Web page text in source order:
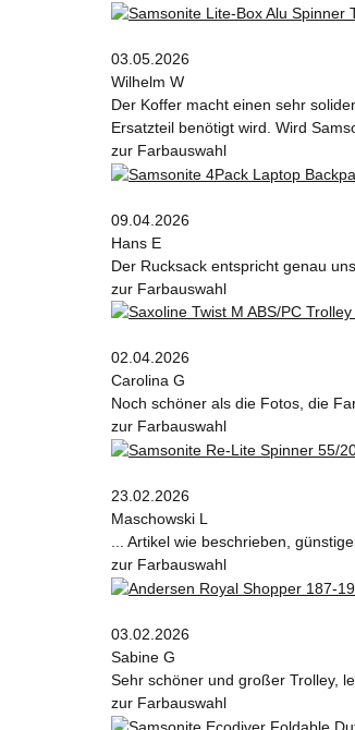
03.05.2026
Wilhelm W
Der Koffer macht einen sehr
Ersatzteil benötigt wird. Wird
zur Farbauswahl
09.04.2026
Hans E
Der Rucksack entspricht genau
zur Farbauswahl
02.04.2026
Carolina G
Noch schöner als die Fotos, die
zur Farbauswahl
23.02.2026
Maschowski L
... Artikel wie beschrieben,
zur Farbauswahl
03.02.2026
Sabine G
Sehr schöner und großer Trolley,
zur Farbauswahl